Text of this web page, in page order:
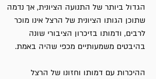
הגדול ביותר של התנועה הציונית, אך נדמה
שתוכן הגותו הציונית של הרצל אינו מוכר
לרבים, ודמותו בזיכרון הציבורי שונה
בהיבטים משמעותיים מכפי שהיה באמת.
ההיכרות עם דמותו וחזונו של הרצל